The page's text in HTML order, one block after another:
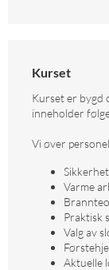
Kurset
Kurset er bygd
inneholder
Vi øver
Varme
Praktisk
Valg av
Aktuelle